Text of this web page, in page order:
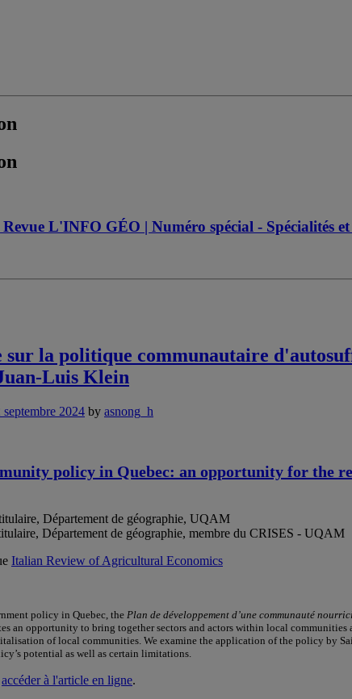
L'INFO GÉO | Numéro spécial - Spécialités
la politique communautaire
Luis Klein
septembre 2024 by asnong_h
policy in Quebec: an opportunity for the
Département de géographie, UQAM
Département de géographie, membre du CRISES - UQAM
Italian Review of Agricultural Economics
policy in Quebec, the Plan de développement d’une communauté
an opportunity to bring together sectors and actors within local
of local communities. We examine the application of the policy by
potential as well as certain limitations.
accéder à l'article en ligne.